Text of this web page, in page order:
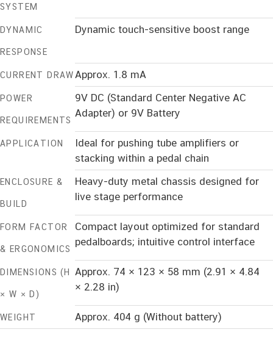
SYSTEM
DYNAMIC
RESPONSE
Dynamic touch-sensitive boost range
CURRENT DRAWApprox. 1.8 mA
POWER
REQUIREMENTS
9V DC (Standard Center Negative AC
Adapter) or 9V Battery
APPLICATION
Ideal for pushing tube amplifiers or
stacking within a pedal chain
ENCLOSURE &
BUILD
Heavy-duty metal chassis designed for
live stage performance
FORM FACTOR
& ERGONOMICS
Compact layout optimized for standard
pedalboards; intuitive control interface
DIMENSIONS (H
× W × D)
Approx. 74 × 123 × 58 mm (2.91 × 4.84
× 2.28 in)
WEIGHT Approx. 404 g (Without battery)